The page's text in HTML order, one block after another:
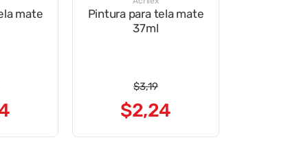
mate
Pintura para tela mate
37ml
$3,19
$2,24